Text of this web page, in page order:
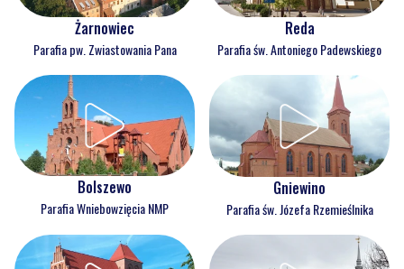
Żarnowiec
Parafia pw. Zwiastowania Pana
Reda
Parafia św. Antoniego Padewskiego
Bolszewo
Parafia Wniebowzięcia NMP
Gniewino
Parafia św. Józefa Rzemieślnika